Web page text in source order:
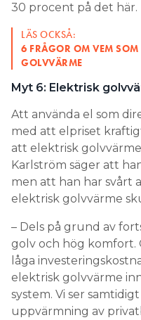
30 procent på det här.
LÄS OCKSÅ:
6 FRÅGOR OM VEM
GOLVVÄRME
Myt 6: Elektrisk
Att använda el som
med att elpriset
att elektrisk
Karlström säger att
men att han har svårt
elektrisk golvvärme
– Dels på grund av
golv och hög komfort.
låga
elektrisk golvvärme
system. Vi ser
uppvärmning av